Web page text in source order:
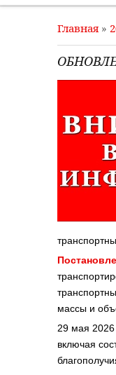
Главная»
массы и
29 мая
включая